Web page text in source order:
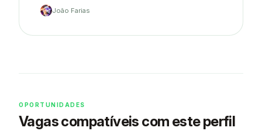
João Farias
OPORTUNIDADES
Vagas compatíveis com este perfil